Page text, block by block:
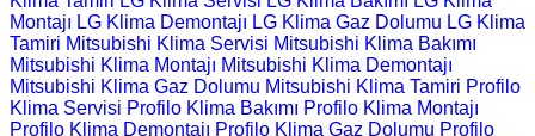
Montajı LG Klima Demontajı LG Klima Gaz Dolumu LG Klima
Tamiri Mitsubishi Klima Servisi Mitsubishi Klima Bakımı
Mitsubishi Klima Montajı Mitsubishi Klima Demontajı
Mitsubishi Klima Gaz Dolumu Mitsubishi Klima Tamiri Profilo
Klima Servisi Profilo Klima Bakımı Profilo Klima Montajı
Profilo Klima Demontajı Profilo Klima Gaz Dolumu Profilo